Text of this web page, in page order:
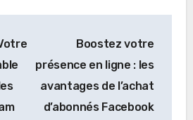
Boostez votre
présence en ligne : les
avantages de l’achat
d’abonnés Facebook